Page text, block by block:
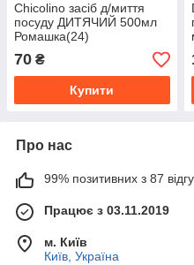
Chicolino засіб д/миття
посуду ДИТЯЧИЙ 500мл
Ромашка(24)
70 ₴
Купити
Про нас
99% позитивних з 87
Працює з 03.11.2019
м. Київ
Київ, Україна